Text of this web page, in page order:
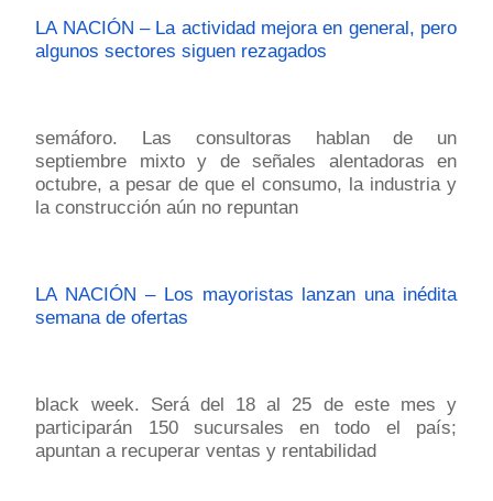
LA NACIÓN – La actividad mejora en general, pero
algunos sectores siguen rezagados
semáforo. Las consultoras hablan de un
septiembre mixto y de señales alentadoras en
octubre, a pesar de que el consumo, la industria y
la construcción aún no repuntan
LA NACIÓN – Los mayoristas lanzan una inédita
semana de ofertas
black week. Será del 18 al 25 de este mes y
participarán 150 sucursales en todo el país;
apuntan a recuperar ventas y rentabilidad